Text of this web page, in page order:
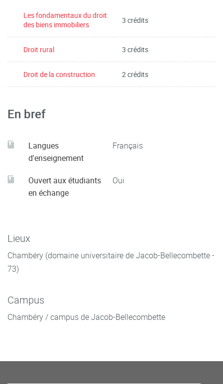
Les fondamentaux du droit
des biens immobiliers
3 crédits
Droit rural 3 crédits
Droit de la construction 2 crédits
En bref
Langues
d'enseignement
Français
Ouvert aux étudiants
en échange
Oui
Lieux
Chambéry (domaine universitaire de Jacob-Bellecombette -
73)
Campus
Chambéry / campus de Jacob-Bellecombette